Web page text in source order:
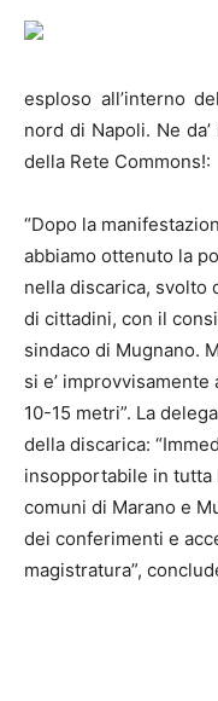
esploso all’interno
nord di Napoli. Ne
della Rete Commons!:
“Dopo la
abbiamo ottenuto la
nella discarica, svolto
di cittadini, con il
sindaco di Mugnano.
si e’
10-15 metri”. La
della discarica:
insopportabile in tutta
comuni di Marano e
dei conferimenti e
magistratura”,